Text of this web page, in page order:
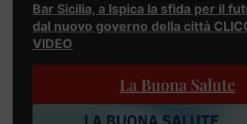
Bar Sicilia, a Ispica la sfida per il
dal nuovo governo della città
VIDEO
La Buona Salute